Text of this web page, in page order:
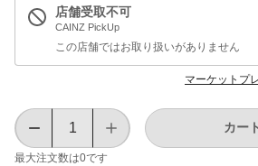
店舗受取不可
CAINZ PickUp
この店舗ではお取り扱いがありません
マーケットプ
最大注文数は0です
カー